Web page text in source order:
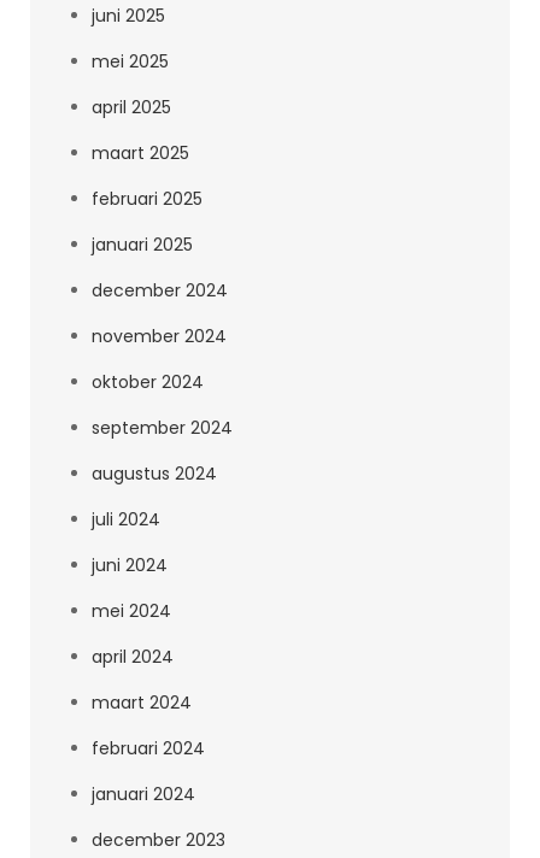
juni 2025
mei 2025
april 2025
maart 2025
februari 2025
januari 2025
december 2024
november 2024
oktober 2024
september 2024
augustus 2024
juli 2024
juni 2024
mei 2024
april 2024
maart 2024
februari 2024
januari 2024
december 2023